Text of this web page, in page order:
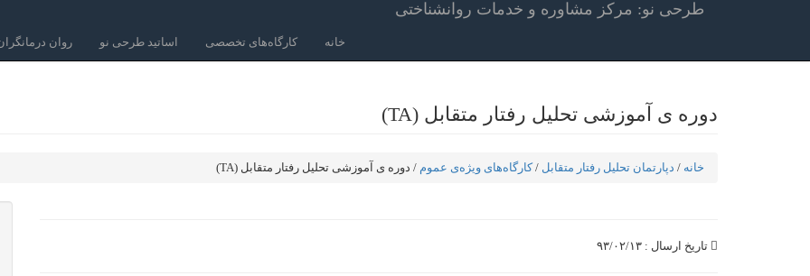
طرحی نو: مرکز مشاوره و خدمات روانشناختی
خانه کارگاه‌های تخصصی اساتید طرحی نو روان
دوره ی آموزشی تحلیل رفتار متقابل (TA)
خانه / دپارتمان تحلیل رفتار متقابل /کارگاه‌های ویژه‌ی عموم / دوره ی آموزشی تحلیل رفتار متقابل (TA)
تاریخ ارسال : ۹۳/۰۲/۱۳